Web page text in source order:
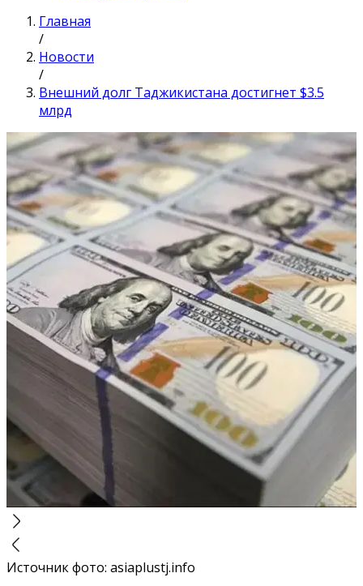
Главная
/
Новости
/
Внешний долг Таджикистана достигнет $3.5
млрд
Источник фото: asiaplustj.info